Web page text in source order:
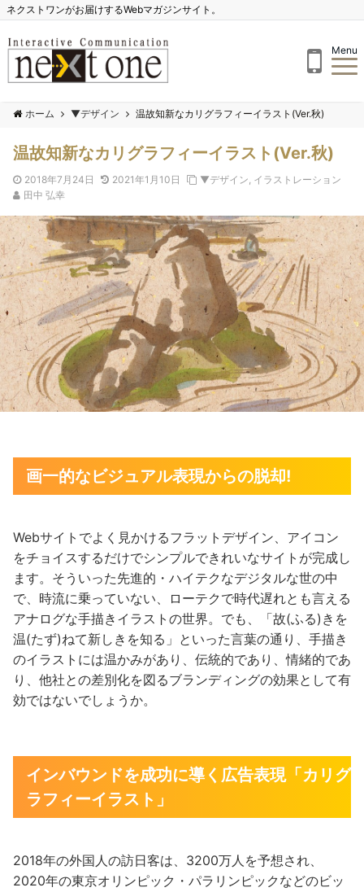
ネクストワンがお届けするWebマガジンサイト。
Menu
ホーム ▼デザイン 温故知新なカリグラフィーイラスト(Ver.秋)
温故知新なカリグラフィーイラスト(Ver.秋)
2018年7月24日 2021年1月10日 ▼デザイン, イラストレーション
田中 弘幸
画一的なビジュアル表現からの脱却!
Webサイトでよく見かけるフラットデザイン、アイコン
をチョイスするだけでシンプルできれいなサイトが完成し
ます。そういった先進的・ハイテクなデジタルな世の中
で、時流に乗っていない、ローテクで時代遅れとも言える
アナログな手描きイラストの世界。でも、「故(ふる)きを
温(たず)ねて新しきを知る」といった言葉の通り、手描き
のイラストには温かみがあり、伝統的であり、情緒的であ
り、他社との差別化を図るブランディングの効果として有
効ではないでしょうか。
インバウンドを成功に導く広告表現「カリグ
ラフィーイラスト」
2018年の外国人の訪日客は、3200万人を予想され、
2020年の東京オリンピック・パラリンピックなどのビッ